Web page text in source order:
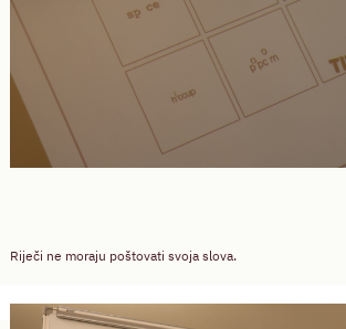
Riječi ne moraju poštovati svoja slova.